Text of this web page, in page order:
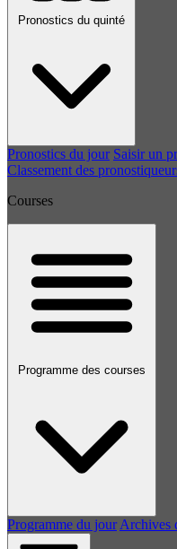
Pronostics du quinté
Pronostics du jour Saisir un
Classement des
Courses
Programme des courses
Programme du jour Archives